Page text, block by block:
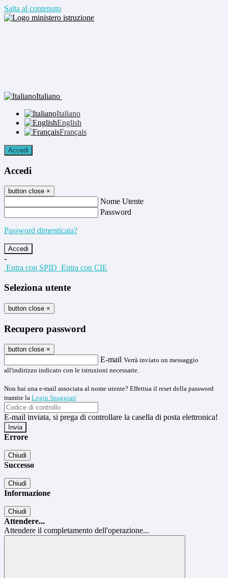
Salta al contenuto
Italiano
Italiano
English
Français
Accedi
Accedi
button close ×
Nome Utente
Password
Password dimenticata?
-
Entra con SPID Entra con CIE
Seleziona utente
button close ×
Recupero password
button close ×
E-mail Verrà inviato un messaggio
all'indirizzo indicato con le istruzioni necessarie.
Non hai una e-mail associata al nome utente? Effettua il reset della password
tramite la Login Spaggiari
E-mail inviata, si prega di controllare la casella di posta elettronica!
Errore
Chiudi
Successo
Chiudi
Informazione
Chiudi
Attendere...
Attendere il completamento dell'operazione...